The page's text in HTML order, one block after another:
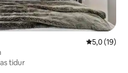
Nilai rata-
5,0 (19)
tidur